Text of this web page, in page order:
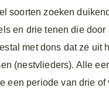
soorten zoeken
en drie tenen die
met dons dat ze uit
(nestvlieders). Alle
een periode van drie